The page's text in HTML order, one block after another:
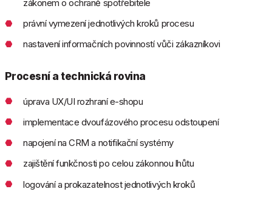
zákonem o ochraně spotřebitele
právní vymezení jednotlivých kroků procesu
nastavení informačních povinností vůči zákazníkovi
Procesní a technická rovina
úprava UX/UI rozhraní e-shopu
implementace dvoufázového procesu odstoupení
napojení na CRM a notifikační systémy
zajištění funkčnosti po celou zákonnou lhůtu
logování a prokazatelnost jednotlivých kroků